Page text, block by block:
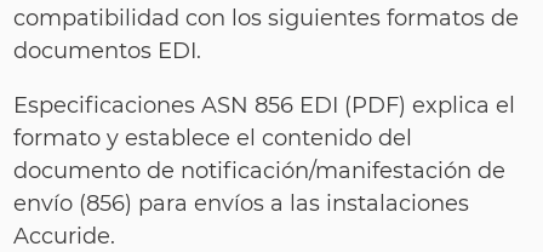
compatibilidad con los siguientes formatos de
documentos EDI.
Especificaciones ASN 856 EDI (PDF) explica el
formato y establece el contenido del
documento de notificación/manifestación de
envío (856) para envíos a las instalaciones
Accuride.